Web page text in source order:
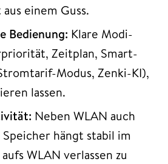
einem Guss.
Bedienung: Klare Modi-
Zeitplan, Smart-
Modus, Zenki-KI),
lassen.
Neben WLAN auch
hängt stabil im
WLAN verlassen zu